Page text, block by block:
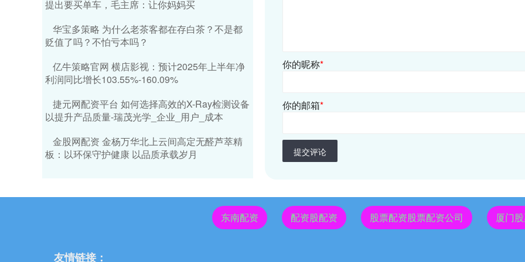
你的昵称*
你的邮箱*
提交评论
提出要买单车，毛主席：让你妈妈买
华宝多策略 为什么老茶客都在存白茶？不是都
贬值了吗？不怕亏本吗？
亿牛策略官网 横店影视：预计2025年上半年净
利润同比增长103.55%-160.09%
捷元网配资平台 如何选择高效的X-Ray检测设备
以提升产品质量-瑞茂光学_企业_用户_成本
金股网配资 金杨万华北上云间高定无醛芦萃精
板：以环保守护健康 以品质承载岁月
东南配资 配资股配资 股票配资股票配资公司 厦门
友情链接：